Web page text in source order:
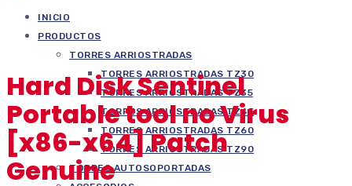
INICIO
PRODUCTOS
TORRES ARRIOSTRADAS
TORRES ARRIOSTRADAS TZ30
TORRES ARRIOSTRADAS TZ35
TORRES ARRIOSTRADAS TZ45
TORRES ARRIOSTRADAS TZ60
TORRES ARRIOSTRADAS TZ90
TORRES AUTOSOPORTADAS
Hard Disk Sentinel
Portable tool no Virus
[x86-x64] Patch
Genuine